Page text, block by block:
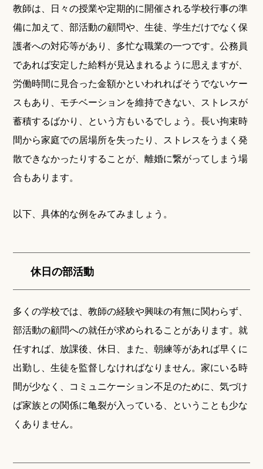
教師は、日々の授業や定期的に開催される学校行事の準
備に加えて、部活動の顧問や、生徒、学生だけでなく保
護者への対応等があり、多忙な職業の一つです。公務員
であれば安定した給料が見込まれるように思えますが、
労働時間に見合った金額かといわれればそうでないケー
スもあり、モチベーションを維持できない、ストレスが
蓄積するばかり、という方もいるでしょう。長い拘束時
間から家庭での居場所を失ったり、ストレスをうまく発
散できなかったりすることが、離婚に繋がってしまう場
合もあります。
以下、具体的な例をみてみましょう。
休日の部活動
多くの学校では、教師の経験や興味の有無に関わらず、
部活動の顧問への就任が求められることがあります。就
任すれば、放課後、休日、また、朝練等があれば早くに
出勤し、生徒を監督しなければなりません。家にいる時
間が少なく、コミュニケーション不足のために、気づけ
ば家族との関係に亀裂が入っている、ということも少な
くありません。